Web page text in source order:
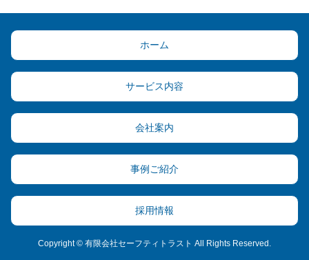
ホーム
サービス内容
会社案内
事例ご紹介
採用情報
Copyright © 有限会社セーフティトラスト All Rights Reserved.